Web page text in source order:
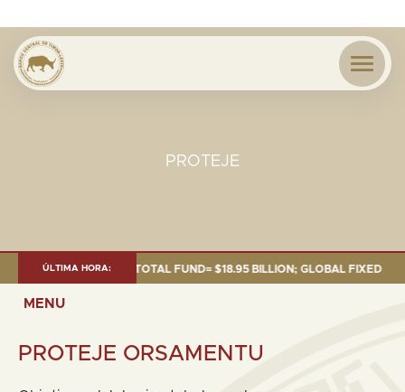
PROTEJE
ÚLTIMA HORA:
OF 30 SEP. 2025: TOTAL FUND= $18.95 BILLION; GLOBAL FIXED
MENU
PROTEJE ORSAMENTU